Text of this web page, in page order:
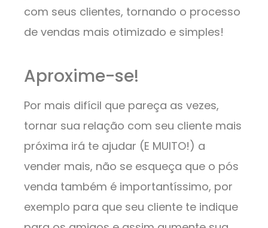
com seus clientes, tornando o processo
de vendas mais otimizado e simples!
Aproxime-se!
Por mais difícil que pareça as vezes,
tornar sua relação com seu cliente mais
próxima irá te ajudar (E MUITO!) a
vender mais, não se esqueça que o pós
venda também é importantíssimo, por
exemplo para que seu cliente te indique